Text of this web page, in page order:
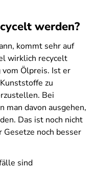
werden?
kommt sehr auf
wirklich recycelt
Ölpreis. Ist er
zu
Bei
man davon ausgehen,
Das ist noch nicht
noch besser
sind